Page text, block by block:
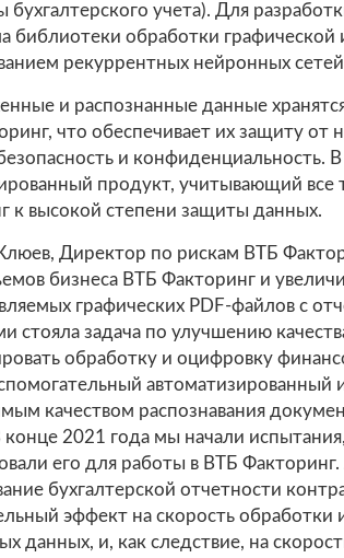
бухгалтерского учета). Для
библиотеки обработки
рекуррентных нейронных
и распознанные данные
что обеспечивает их защиту от
и конфиденциальность.
продукт, учитывающий все
к высокой степени защиты данных.
Директор по рискам ВТБ
бизнеса ВТБ Факторинг и
графических PDF-файлов с
стояла задача по улучшению
обработку и оцифровку
автоматизированный
качеством распознавания
2021 года мы начали
его для работы в ВТБ
бухгалтерской отчетности
эффект на скорость обработки
данных, и, как следствие, на